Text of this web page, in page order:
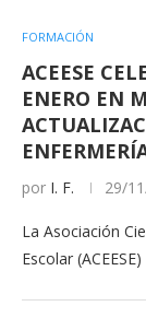
FORMACIÓN
ACEESE
ENERO EN
por I. F. 29/
La Asociación
Escolar